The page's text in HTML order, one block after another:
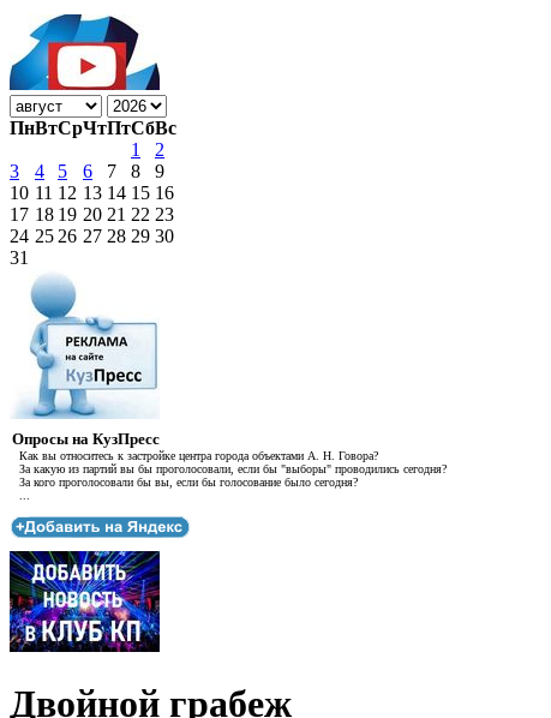
ПнВтСрЧтПтСбВс
1
2
3
4 5 6 7 8
9
10 11 12 13 14 15 16
17 18 19 20 21 22 23
24 25 26 27 28 29 30
31
Опросы на КузПресс
Как вы относитесь к застройке центра города объектами А. Н. Говора?
За какую из партий вы бы проголосовали, если бы "выборы" проводились сегодня?
За кого проголосовали бы вы, если бы голосование было сегодня?
Двойной грабеж